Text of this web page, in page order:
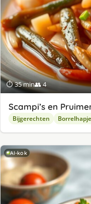
⏱ 35 min👥 4
Scampi’s en
Bijgerechten
AI-kok